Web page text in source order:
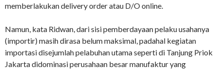
memberlakukan delivery order atau D/O online.
Namun, kata Ridwan, dari sisi pemberdayaan pelaku usahanya
(importir) masih dirasa belum maksimal, padahal kegiatan
importasi disejumlah pelabuhan utama seperti di Tanjung Priok
Jakarta didominasi perusahaan besar manufaktur yang